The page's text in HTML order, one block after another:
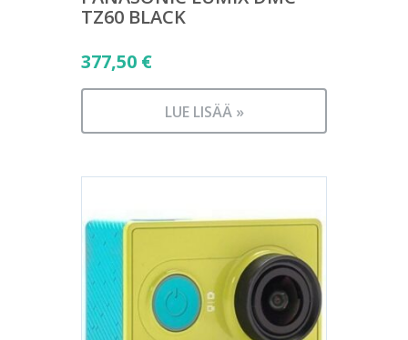
TZ60 BLACK
377,50 €
LUE LISÄÄ »